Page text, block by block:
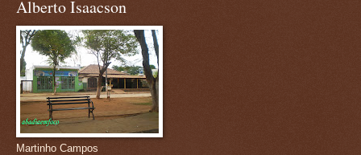
Alberto Isaacson
Martinho Campos